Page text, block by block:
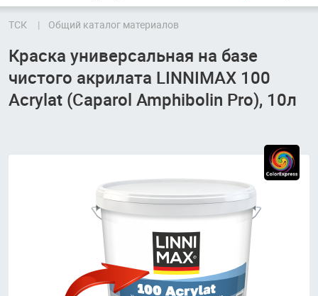
ТСК Общий каталог материалов
Краска универсальная на базе
чистого акрилата LINNIMAX 100
Acrylat (Caparol Amphibolin Pro), 10л